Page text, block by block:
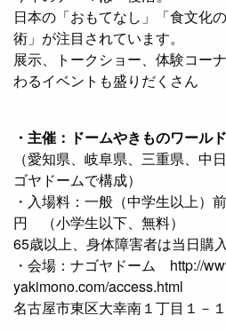
日本の「おもてなし」「食文化
術」が注目されています。
展示、トークショー、体験コー
わるイベントも盛りだくさん
・主催：ドームやきものワール
（愛知県、岐阜県、三重県、中
ゴヤドームで構成）
・入場料：一般（中学生以上
円 （小学生以下、無料）
65歳以上、身体障害者は当日購
・会場：ナゴヤドーム http://
yakimono.com/access.html
名古屋市東区大幸南１丁目１－１